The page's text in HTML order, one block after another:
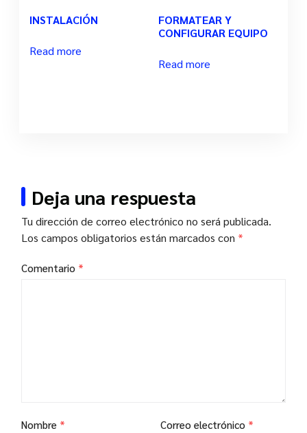
INSTALACIÓN
Read more
FORMATEAR Y
CONFIGURAR EQUIPO
Read more
Deja una respuesta
Tu dirección de correo electrónico no será publicada.
Los campos obligatorios están marcados con *
Comentario *
Nombre * Correo electrónico *